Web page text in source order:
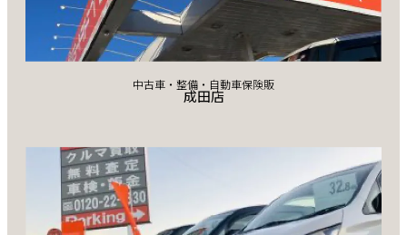
中古車・整備・自動車保険販
成田店